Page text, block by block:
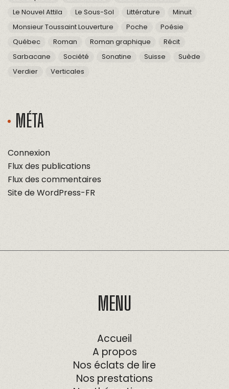
Le Nouvel Attila
Le Sous-Sol Littérature
Minuit
Monsieur Toussaint Louverture
Poche
Poésie
Québec
Roman Roman graphique
Récit
Sarbacane
Société Sonatine Suisse
Suède
Verdier
Verticales
MÉTA
Connexion
Flux des publications
Flux des commentaires
Site de WordPress-FR
MENU
Accueil
A propos
Nos éclats de lire
Nos prestations